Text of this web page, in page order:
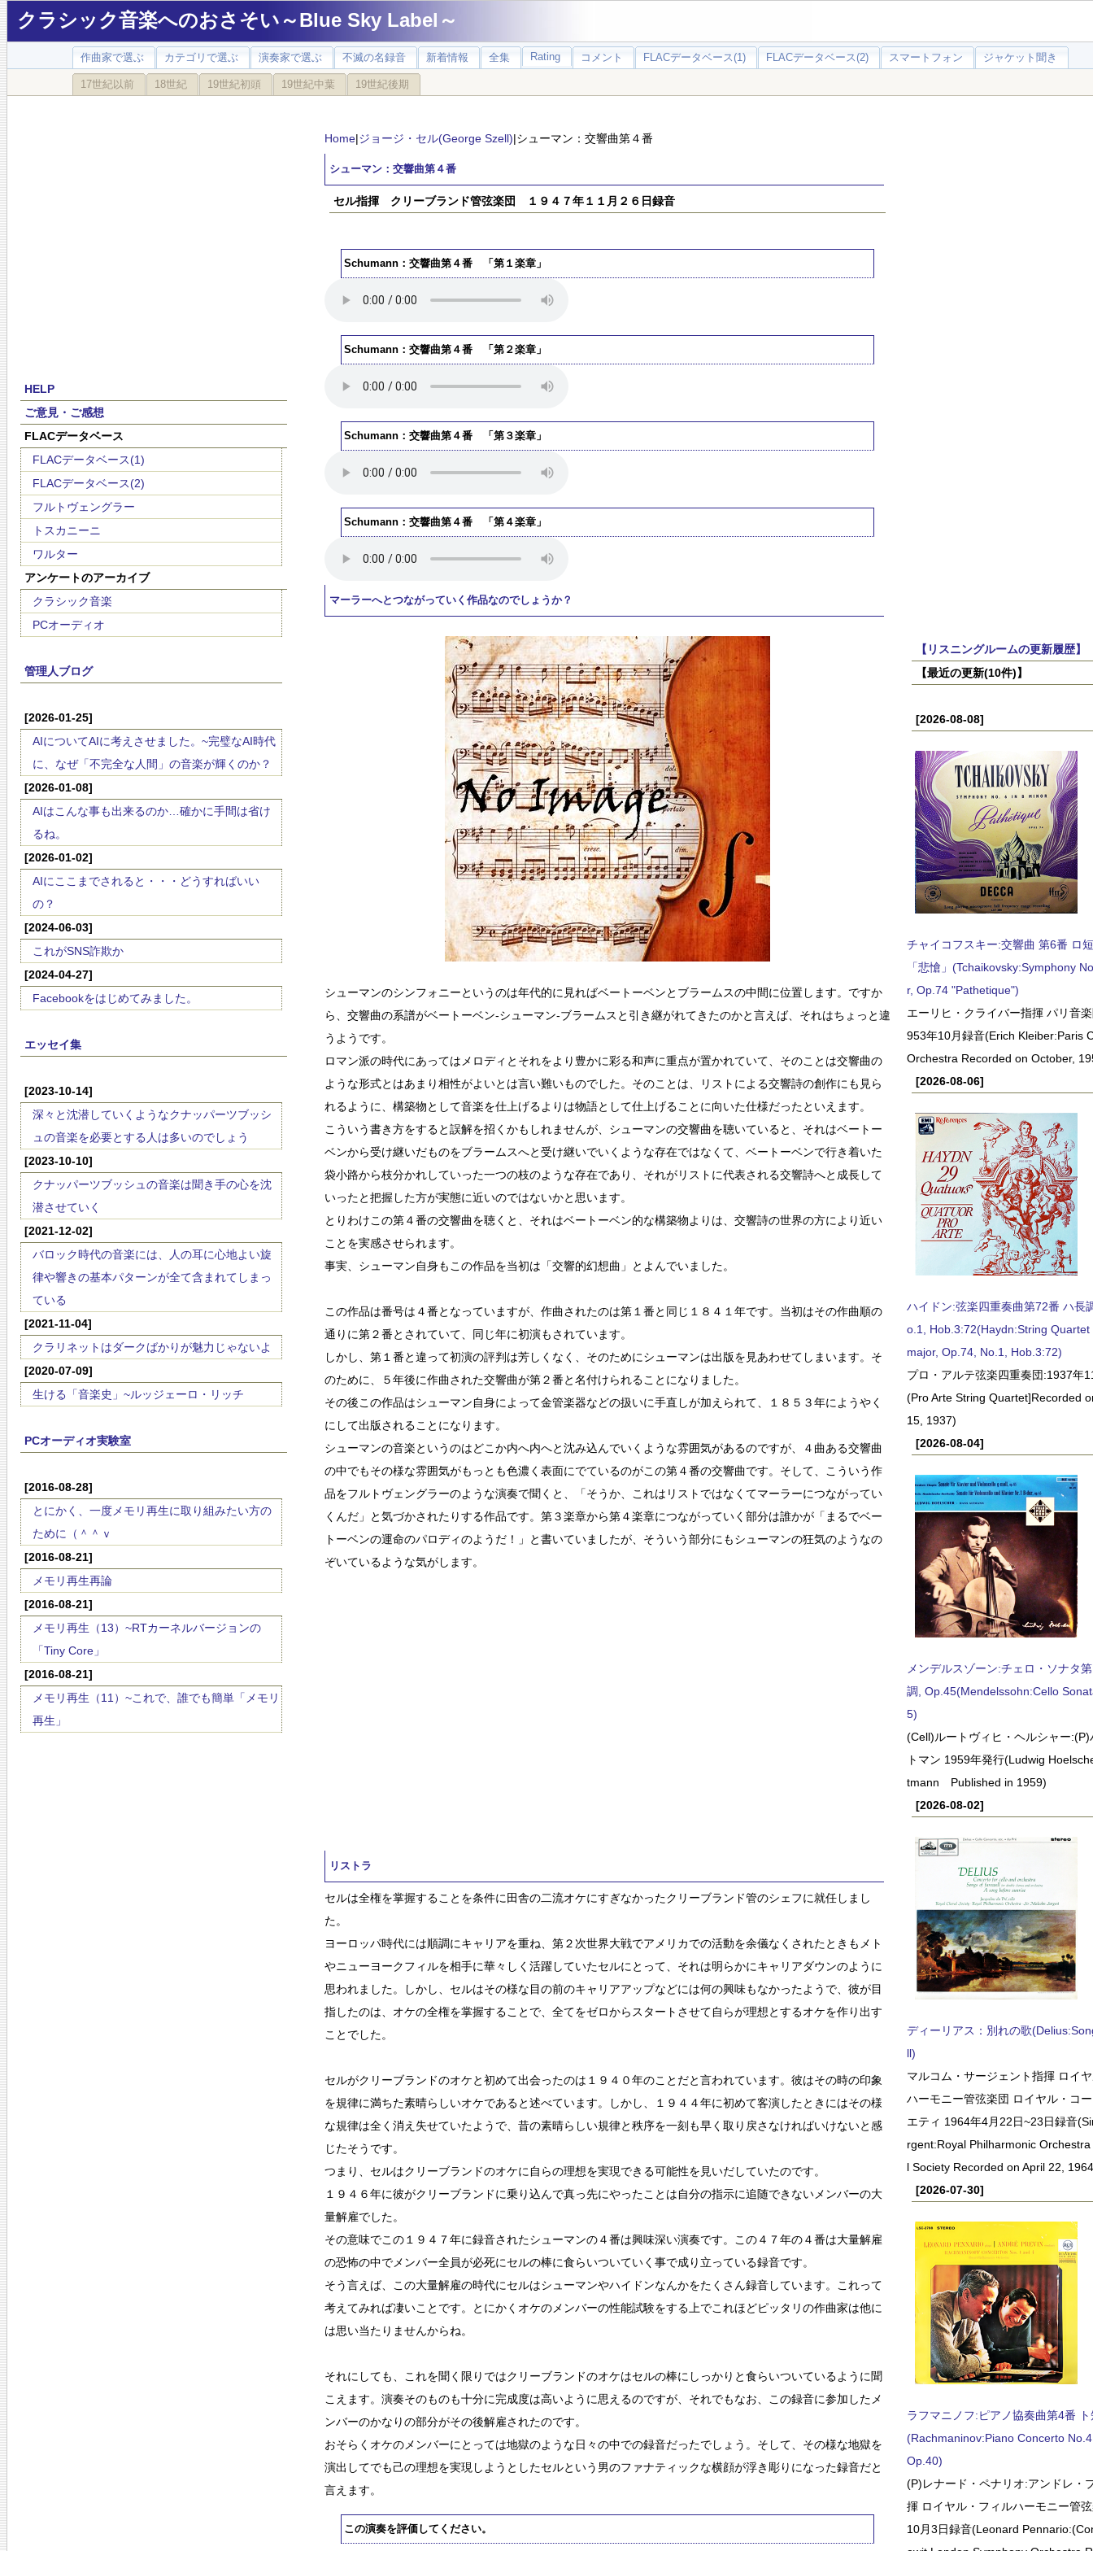
クラシック音楽へのおさそい～Blue Sky Label～
作曲家で選ぶ カテゴリで選ぶ 演奏家で選ぶ 不滅の名録音 新着情報 全集 Rating コメント FLACデータベース(1) FLACデータベース(2) スマートフォン ジャケット聞き
17世紀以前 18世紀 19世紀初頭 19世紀中葉 19世紀後期
HELP
ご意見・ご感想
FLACデータベース
FLACデータベース(1)
FLACデータベース(2)
フルトヴェングラー
トスカニーニ
ワルター
アンケートのアーカイブ
クラシック音楽
PCオーディオ
管理人ブログ
[2026-01-25]
AIについてAIに考えさせました。~完璧なAI時代
に、なぜ「不完全な人間」の音楽が輝くのか？
[2026-01-08]
AIはこんな事も出来るのか…確かに手間は省け
るね。
[2026-01-02]
AIにここまでされると・・・どうすればいい
の？
[2024-06-03]
これがSNS詐欺か
[2024-04-27]
Facebookをはじめてみました。
エッセイ集
[2023-10-14]
深々と沈潜していくようなクナッパーツブッシ
ュの音楽を必要とする人は多いのでしょう
[2023-10-10]
クナッパーツブッシュの音楽は聞き手の心を沈
潜させていく
[2021-12-02]
バロック時代の音楽には、人の耳に心地よい旋
律や響きの基本パターンが全て含まれてしまっ
ている
[2021-11-04]
クラリネットはダークばかりが魅力じゃないよ
[2020-07-09]
生ける「音楽史」~ルッジェーロ・リッチ
PCオーディオ実験室
[2016-08-28]
とにかく、一度メモリ再生に取り組みたい方の
ために（＾＾ｖ
[2016-08-21]
メモリ再生再論
[2016-08-21]
メモリ再生（13）~RTカーネルバージョンの
「Tiny Core」
[2016-08-21]
メモリ再生（11）~これで、誰でも簡単「メモリ
再生」
Home|ジョージ・セル(George Szell)|シューマン：交響曲第４番
シューマン：交響曲第４番
セル指揮 クリーブランド管弦楽団 １９４７年１１月２６日録音
Schumann：交響曲第４番 「第１楽章」
Schumann：交響曲第４番 「第２楽章」
Schumann：交響曲第４番 「第３楽章」
Schumann：交響曲第４番 「第４楽章」
マーラーへとつながっていく作品なのでしょうか？
シューマンのシンフォニーというのは年代的に見ればベートーベンとブラームスの中間に位置します。ですか
ら、交響曲の系譜がベートーベン-シューマン-ブラームスと引き継がれてきたのかと言えば、それはちょっと違
うようです。
ロマン派の時代にあってはメロディとそれをより豊かに彩る和声に重点が置かれていて、そのことは交響曲の
ような形式とはあまり相性がよいとは言い難いものでした。そのことは、リストによる交響詩の創作にも見ら
れるように、構築物として音楽を仕上げるよりは物語として仕上げることに向いた仕様だったといえます。
こういう書き方をすると誤解を招くかもしれませんが、シューマンの交響曲を聴いていると、それはベートー
ベンから受け継いだものをブラームスへと受け継いでいくような存在ではなくて、ベートーベンで行き着いた
袋小路から枝分かれしていった一つの枝のような存在であり、それがリストに代表される交響詩へと成長して
いったと把握した方が実態に近いのではないかと思います。
とりわけこの第４番の交響曲を聴くと、それはベートーベン的な構築物よりは、交響詩の世界の方により近い
ことを実感させられます。
事実、シューマン自身もこの作品を当初は「交響的幻想曲」とよんでいました。
この作品は番号は４番となっていますが、作曲されたのは第１番と同じ１８４１年です。当初はその作曲順の
通りに第２番とされていて、同じ年に初演もされています。
しかし、第１番と違って初演の評判は芳しくなく、そのためにシューマンは出版を見あわせてしまいます。そ
のために、５年後に作曲された交響曲が第２番と名付けられることになりました。
その後この作品はシューマン自身によって金管楽器などの扱いに手直しが加えられて、１８５３年にようやく
にして出版されることになります。
シューマンの音楽というのはどこか内へ内へと沈み込んでいくような雰囲気があるのですが、４曲ある交響曲
の中でもその様な雰囲気がもっとも色濃く表面にでているのがこの第４番の交響曲です。そして、こういう作
品をフルトヴェングラーのような演奏で聞くと、「そうか、これはリストではなくてマーラーにつながってい
くんだ」と気づかされたりする作品です。第３楽章から第４楽章につながっていく部分は誰かが「まるでベー
トーベンの運命のパロディのようだ！」と書いていましたが、そういう部分にもシューマンの狂気のようなの
ぞいているような気がします。
リストラ
セルは全権を掌握することを条件に田舎の二流オケにすぎなかったクリーブランド管のシェフに就任しまし
た。
ヨーロッパ時代には順調にキャリアを重ね、第２次世界大戦でアメリカでの活動を余儀なくされたときもメト
やニューヨークフィルを相手に華々しく活躍していたセルにとって、それは明らかにキャリアダウンのように
思われました。しかし、セルはその様な目の前のキャリアアップなどには何の興味もなかったようで、彼が目
指したのは、オケの全権を掌握することで、全てをゼロからスタートさせて自らが理想とするオケを作り出す
ことでした。
セルがクリーブランドのオケと初めて出会ったのは１９４０年のことだと言われています。彼はその時の印象
を規律に満ちた素晴らしいオケであると述べています。しかし、１９４４年に初めて客演したときにはその様
な規律は全く消え失せていたようで、昔の素晴らしい規律と秩序を一刻も早く取り戻さなければいけないと感
じたそうです。
つまり、セルはクリーブランドのオケに自らの理想を実現できる可能性を見いだしていたのです。
１９４６年に彼がクリーブランドに乗り込んで真っ先にやったことは自分の指示に追随できないメンバーの大
量解雇でした。
その意味でこの１９４７年に録音されたシューマンの４番は興味深い演奏です。この４７年の４番は大量解雇
の恐怖の中でメンバー全員が必死にセルの棒に食らいついていく事で成り立っている録音です。
そう言えば、この大量解雇の時代にセルはシューマンやハイドンなんかをたくさん録音しています。これって
考えてみれば凄いことです。とにかくオケのメンバーの性能試験をする上でこれほどピッタリの作曲家は他に
は思い当たりませんからね。
それにしても、これを聞く限りではクリーブランドのオケはセルの棒にしっかりと食らいついているように聞
こえます。演奏そのものも十分に完成度は高いように思えるのですが、それでもなお、この録音に参加したメ
ンバーのかなりの部分がその後解雇されたのです。
おそらくオケのメンバーにとっては地獄のような日々の中での録音だったでしょう。そして、その様な地獄を
演出してでも己の理想を実現しようとしたセルという男のファナティックな横顔が浮き彫りになった録音だと
言えます。
この演奏を評価してください。
【リスニングルームの更新履歴】
【最近の更新(10件)】
[2026-08-08]
チャイコフスキー:交響曲 第6番 ロ
「悲愴」(Tchaikovsky:Symphony
r, Op.74 "Pathetique")
エーリヒ・クライバー指揮 パリ音
953年10月録音(Erich Kleiber:Paris
Orchestra Recorded on October,
[2026-08-06]
ハイドン:弦楽四重奏曲第72番 ハ長
o.1, Hob.3:72(Haydn:String Quartet
major, Op.74, No.1, Hob.3:72)
プロ・アルテ弦楽四重奏団:1937年
(Pro Arte String Quartet]Recorded
15, 1937)
[2026-08-04]
メンデルスゾーン:チェロ・ソナタ
調, Op.45(Mendelssohn:Cello
5)
(Cell)ルートヴィヒ・ヘルシャー
トマン 1959年発行(Ludwig
tmann Published in 1959)
[2026-08-02]
ディーリアス：別れの歌
ll)
マルコム・サージェント指揮 ロイ
ハーモニー管弦楽団 ロイヤル・コ
エティ 1964年4月22日~23日録音
rgent:Royal Philharmonic
l Society Recorded on April 22,
[2026-07-30]
ラフマニノフ:ピアノ協奏曲第4番
(Rachmaninov:Piano Concerto
Op.40)
(P)レナード・ペナリオ:アンドレ・
揮 ロイヤル・フィルハーモニー管
10月3日録音(Leonard